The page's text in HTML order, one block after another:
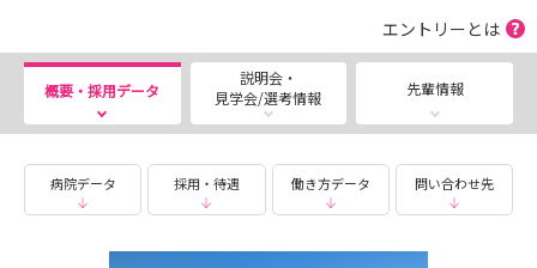
エントリーとは
概要・採用データ
説明会・
見学会/選考情報
先輩情報
病院データ 採用・待遇 働き方データ 問い合わせ先